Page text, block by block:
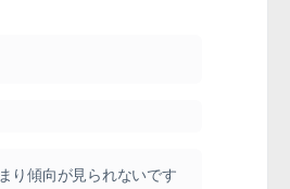
り傾向が見られないです